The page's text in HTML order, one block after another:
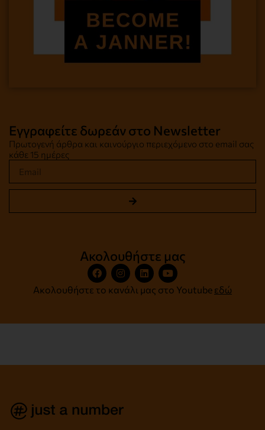
Εγγραφείτε δωρεάν στο Newsletter
Πρωτογενή άρθρα και καινούργιο περιεχόμενο στο email σας
κάθε 15 ημέρες
Ακολουθήστε μας
Ακολουθήστε το κανάλι μας στο Youtube εδώ